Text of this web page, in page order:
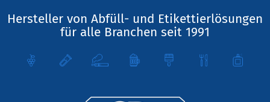
Hersteller von Abfüll- und Etikettierlösungen
für alle Branchen seit 1991